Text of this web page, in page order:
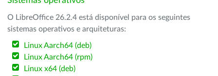
O LibreOffice 26.2.4 está disponível para os seguintes
sistemas operativos e arquiteturas:
Linux Aarch64 (deb)
Linux Aarch64 (rpm)
Linux x64 (deb)